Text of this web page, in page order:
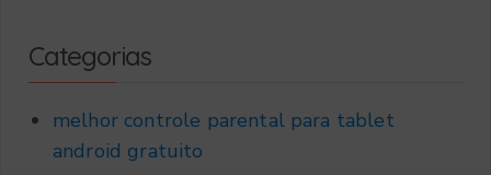
Categorias
melhor controle parental para tablet
android gratuito